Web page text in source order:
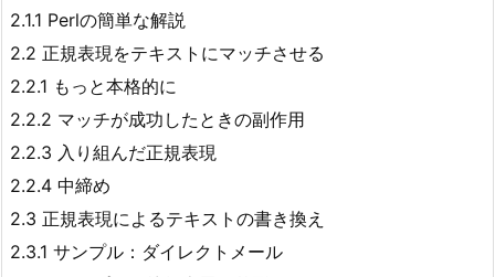
2.1.1 Perlの簡単な解説
2.2 正規表現をテキストにマッチさせる
2.2.1 もっと本格的に
2.2.2 マッチが成功したときの副作用
2.2.3 入り組んだ正規表現
2.2.4 中締め
2.3 正規表現によるテキストの書き換え
2.3.1 サンプル：ダイレクトメール